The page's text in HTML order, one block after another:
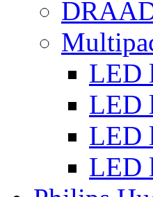
LED
LED
LED
LED